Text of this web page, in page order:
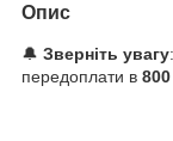
Опис
🔔 Зверніть увагу
передоплати в